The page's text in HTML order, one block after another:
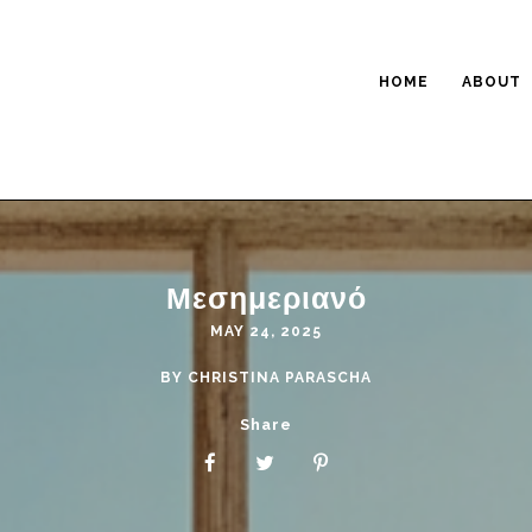
HOME ABOUT
Μεσημεριανό
MAY 24, 2025
BY CHRISTINA PARASCHA
Share